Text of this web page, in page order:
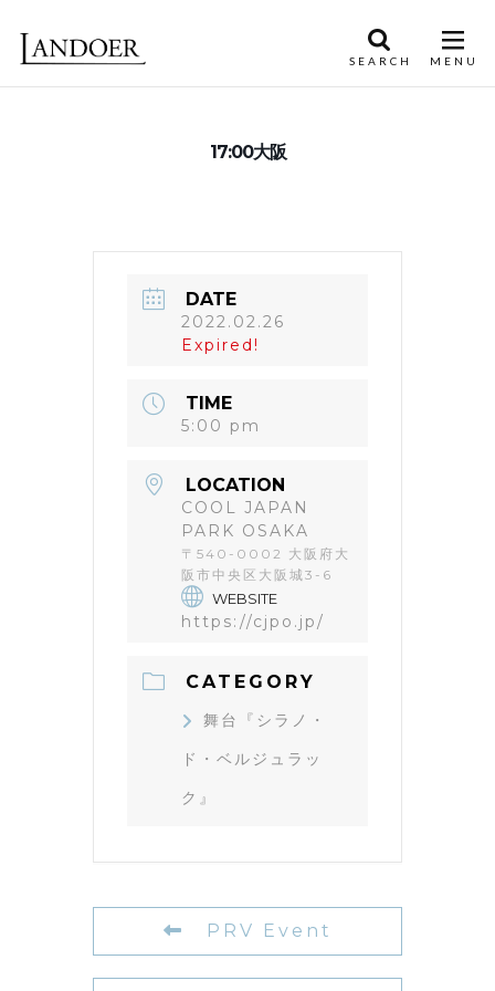
17:00大阪
DATE
2022.02.26
Expired!
TIME
5:00 pm
LOCATION
COOL JAPAN
PARK OSAKA
〒540-0002 大阪府大
阪市中央区大阪城3-6
WEBSITE
https://cjpo.jp/
CATEGORY
舞台『シラノ・
ド・ベルジュラッ
ク』
PRV Event